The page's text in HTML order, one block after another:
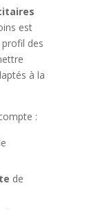
est
des
à la
:
de